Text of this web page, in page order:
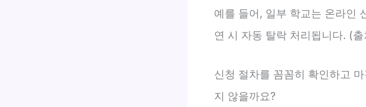
예를 들어, 일부 학교는 온라인
연 시 자동 탈락 처리됩니다. (
신청 절차를 꼼꼼히 확인하고
지 않을까요?